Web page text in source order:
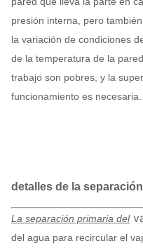
presión interna, pero
la variación de condiciones
de la temperatura de la
trabajo son pobres, y la
funcionamiento es necesaria.
detalles de la
La separación primaria del
del agua para recircular el